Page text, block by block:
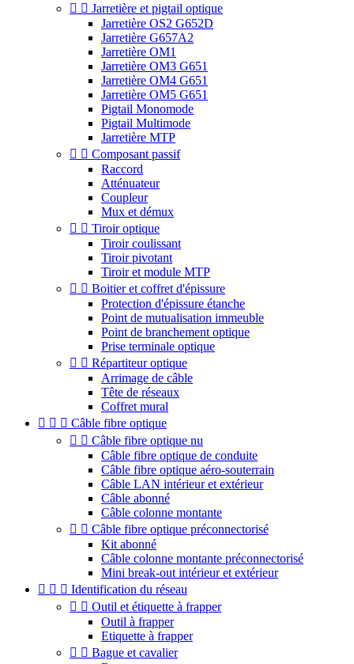
  Jarretière et pigtail optique
Jarretière OS2 G652D
Jarretière G657A2
Jarretière OM1
Jarretière OM3 G651
Jarretière OM4 G651
Jarretière OM5 G651
Pigtail Monomode
Pigtail Multimode
Jarretière MTP
  Composant passif
Raccord
Atténuateur
Coupleur
Mux et démux
  Tiroir optique
Tiroir coulissant
Tiroir pivotant
Tiroir et module MTP
  Boitier et coffret d'épissure
Protection d'épissure étanche
Point de mutualisation immeuble
Point de branchement optique
Prise terminale optique
  Répartiteur optique
Arrimage de câble
Tête de réseaux
Coffret mural
   Câble fibre optique
  Câble fibre optique nu
Câble fibre optique de conduite
Câble fibre optique aéro-souterrain
Câble LAN intérieur et extérieur
Câble abonné
Câble colonne montante
  Câble fibre optique préconnectorisé
Kit abonné
Câble colonne montante préconnectorisé
Mini break-out intérieur et extérieur
   Identification du réseau
  Outil et étiquette à frapper
Outil à frapper
Etiquette à frapper
  Bague et cavalier